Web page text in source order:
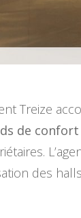
Treize
de confort
des